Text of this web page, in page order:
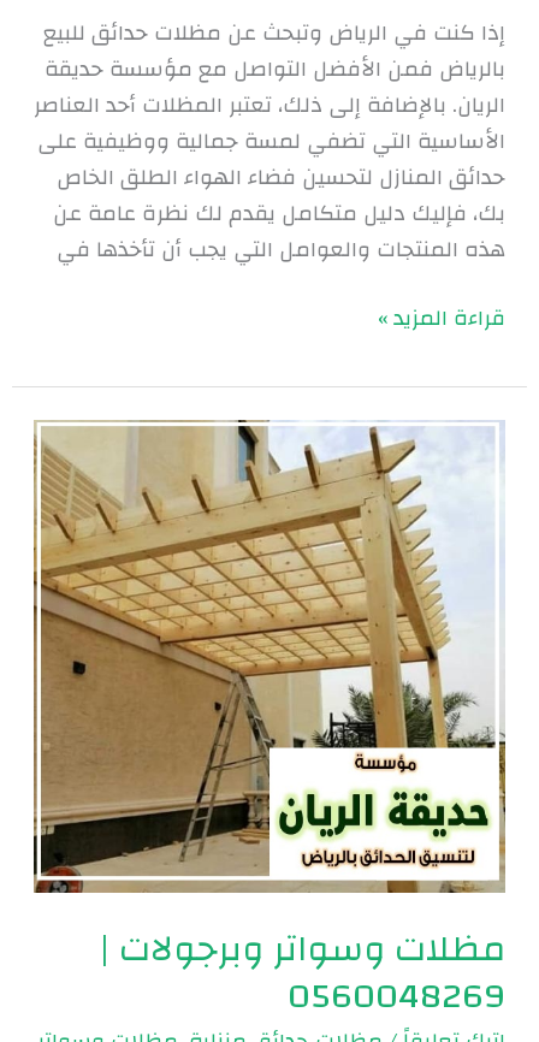
إذا كنت في الرياض وتبحث عن مظلات حدائق للبيع
بالرياض فمن الأفضل التواصل مع مؤسسة حديقة
الريان. بالإضافة إلى ذلك، تعتبر المظلات أحد العناصر
الأساسية التي تضفي لمسة جمالية ووظيفية على
حدائق المنازل لتحسين فضاء الهواء الطلق الخاص
بك، فإليك دليل متكامل يقدم لك نظرة عامة عن
هذه المنتجات والعوامل التي يجب أن تأخذها في
قراءة المزيد »
مظلات وسواتر وبرجولات |
0560048269
مظلات
وسواتر
وبرجولات
0560048269